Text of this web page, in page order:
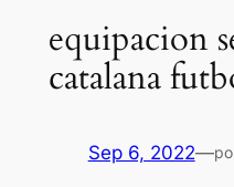
equipacion
catalana
Sep 6, 2022—